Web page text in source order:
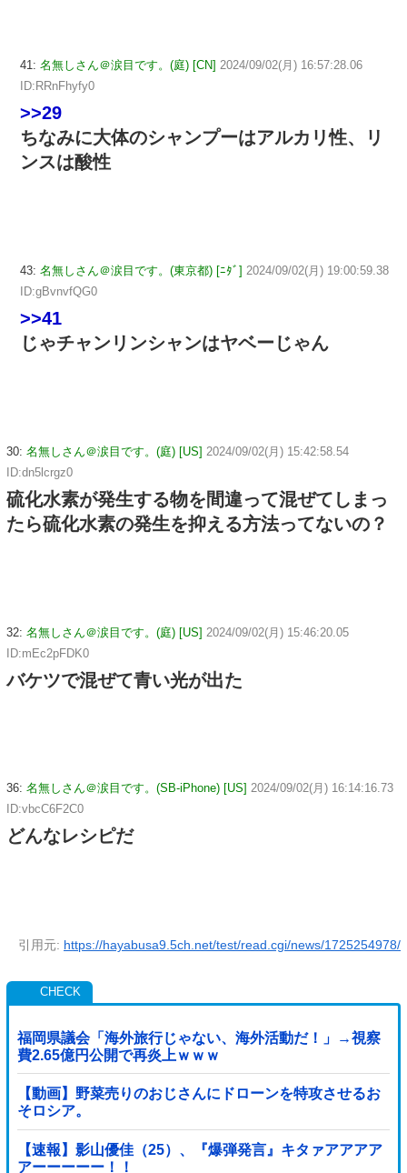
41: 名無しさん＠涙目です。(庭) [CN] 2024/09/02(月) 16:57:28.06
ID:RRnFhyfy0
>>29
ちなみに大体のシャンプーはアルカリ性、リ
ンスは酸性
43: 名無しさん＠涙目です。(東京都) [ﾆﾀﾞ] 2024/09/02(月) 19:00:59.38
ID:gBvnvfQG0
>>41
じゃチャンリンシャンはヤベーじゃん
30: 名無しさん＠涙目です。(庭) [US] 2024/09/02(月) 15:42:58.54
ID:dn5lcrgz0
硫化水素が発生する物を間違って混ぜてしまっ
たら硫化水素の発生を抑える方法ってないの？
32: 名無しさん＠涙目です。(庭) [US] 2024/09/02(月) 15:46:20.05
ID:mEc2pFDK0
バケツで混ぜて青い光が出た
36: 名無しさん＠涙目です。(SB-iPhone) [US] 2024/09/02(月) 16:14:16.73
ID:vbcC6F2C0
どんなレシピだ
引用元: https://hayabusa9.5ch.net/test/read.cgi/news/1725254978/
福岡県議会「海外旅行じゃない、海外活動だ！」→視察
費2.65億円公開で再炎上ｗｗｗ
【動画】野菜売りのおじさんにドローンを特攻させるお
そロシア。
【速報】影山優佳（25）、『爆弾発言』キタァアアアア
アーーーーー！！